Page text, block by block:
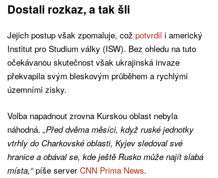
Dostali rozkaz, a tak šli
Jejich postup však zpomaluje, což potvrdil i americký
Institut pro Studium války (ISW). Bez ohledu na tuto
očekávanou skutečnost však ukrajinská invaze
překvapila svým bleskovým průběhem a rychlými
územními zisky.
Volba napadnout zrovna Kurskou oblast nebyla
náhodná. „Před dvěma měsíci, když ruské jednotky
vtrhly do Charkovské oblasti, Kyjev sledoval své
hranice a obával se, kde ještě Rusko může najít slabá
místa,“ píše server CNN Prima News.